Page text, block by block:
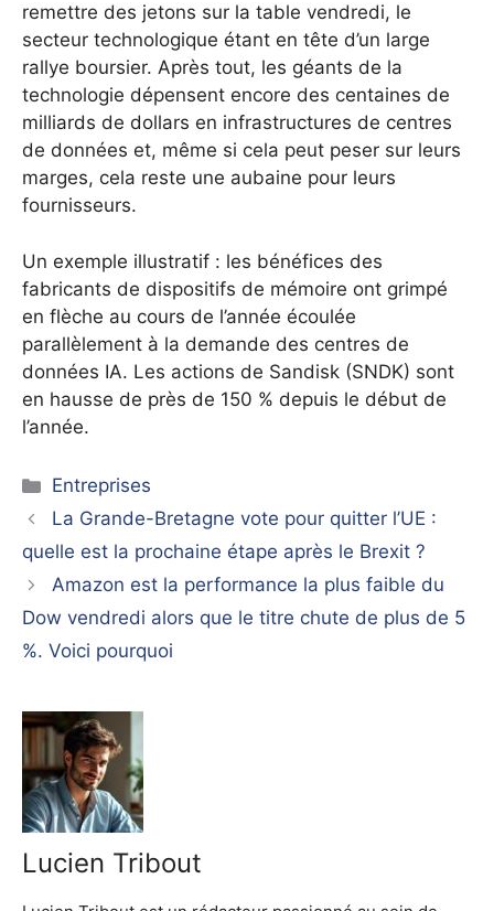
remettre des jetons sur la table vendredi, le
secteur technologique étant en tête d’un large
rallye boursier. Après tout, les géants de la
technologie dépensent encore des centaines de
milliards de dollars en infrastructures de centres
de données et, même si cela peut peser sur leurs
marges, cela reste une aubaine pour leurs
fournisseurs.
Un exemple illustratif : les bénéfices des
fabricants de dispositifs de mémoire ont grimpé
en flèche au cours de l’année écoulée
parallèlement à la demande des centres de
données IA. Les actions de Sandisk (SNDK) sont
en hausse de près de 150 % depuis le début de
l’année.
Catégories
Entreprises
La Grande-Bretagne vote pour quitter l’UE :
quelle est la prochaine étape après le Brexit ?
Amazon est la performance la plus faible du
Dow vendredi alors que le titre chute de plus de 5
%. Voici pourquoi
Lucien Tribout